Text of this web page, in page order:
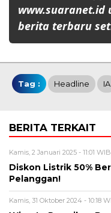
www.suaranet.id
berita terbaru
Tag : Headline IA
BERITA TERKAIT
Kamis, 2 Januari 2025 - 11:01 WIB
Diskon Listrik 50%
Pelanggan!
Kamis, 31 Oktober 2024 - 10:18